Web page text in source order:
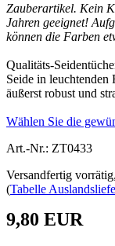
Zauberartikel. Kein
Jahren geeignet!
können die Farben
Qualitäts-
Seide in leuchtenden
äußerst robust und
Wählen Sie die
Art.-Nr.: ZT0433
Versandfertig
(Tabelle
9,80 EUR